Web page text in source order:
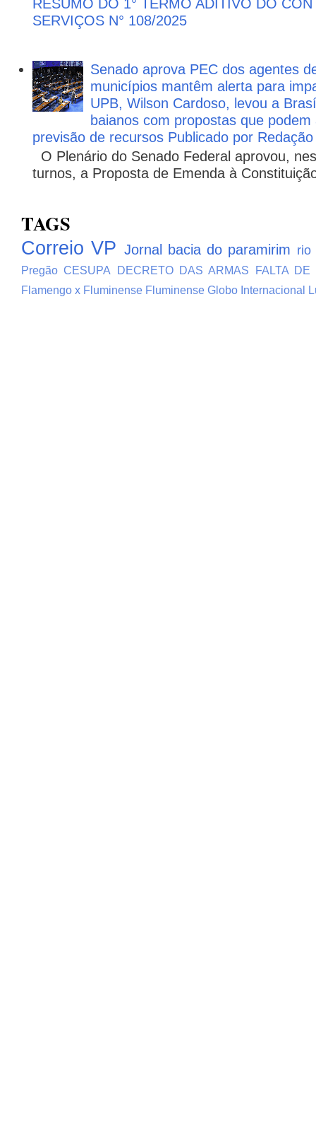
RESUMO DO 1° TERMO ADITIVO DO
SERVIÇOS N° 108/2025
Senado aprova PEC dos agentes
municípios mantêm alerta para
UPB, Wilson Cardoso, levou a
baianos com propostas que
previsão de recursos Publicado por
O Plenário do Senado Federal aprovou,
turnos, a Proposta de Emenda à
TAGS
Correio VP Jornal bacia do paramirim rio
Pregão CESUPA DECRETO DAS ARMAS
FALTA DE
Flamengo x Fluminense Fluminense Globo Internacional